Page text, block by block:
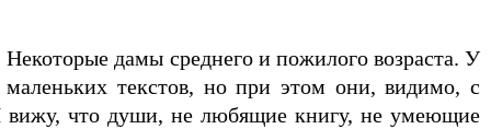
дамы среднего и пожилого возраста. У
маленьких текстов, но при этом они, видимо, с
вижу, что души, не любящие книгу, не умеющие